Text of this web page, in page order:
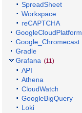
SpreadSheet
Workspace
reCAPTCHA
GoogleCloudPlatform
Google_Chromecast
Gradle
Grafana (11)
API
Athena
CloudWatch
GoogleBigQuery
Loki